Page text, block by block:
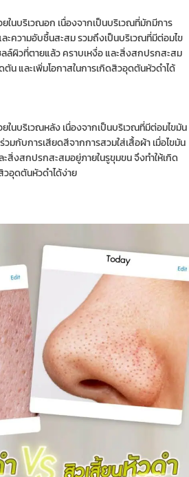
ในบริเวณอก เนื่องจากเป็นบริเวณที่มักมีการ
ะความอับชื้นสะสม รวมถึงเป็นบริเวณที่มีต่อมไข
ลล์ผิวที่ตายแล้ว คราบเหงื่อ และสิ่งสกปรกสะสม
ตัน และเพิ่มโอกาสในการเกิดสิวอุดตันหัวดำได้
นบริเวณหลัง เนื่องจากเป็นบริเวณที่มีต่อมไขมัน
มกับการเสียดสีจากการสวมใส่เสื้อผ้า เมื่อไขมัน
สิ่งสกปรกสะสมอยู่ภายในรูขุมขน จึงทำให้เกิด
อุดตันหัวดำได้ง่าย